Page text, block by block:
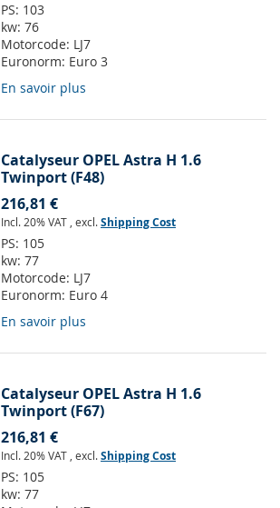
PS: 103
kw: 76
Motorcode: LJ7
Euronorm: Euro 3
En savoir plus
Catalyseur OPEL Astra H 1.6
Twinport (F48)
216,81 €
Incl. 20% VAT , excl.Shipping Cost
PS: 105
kw: 77
Motorcode: LJ7
Euronorm: Euro 4
En savoir plus
Catalyseur OPEL Astra H 1.6
Twinport (F67)
216,81 €
Incl. 20% VAT , excl.Shipping Cost
PS: 105
kw: 77